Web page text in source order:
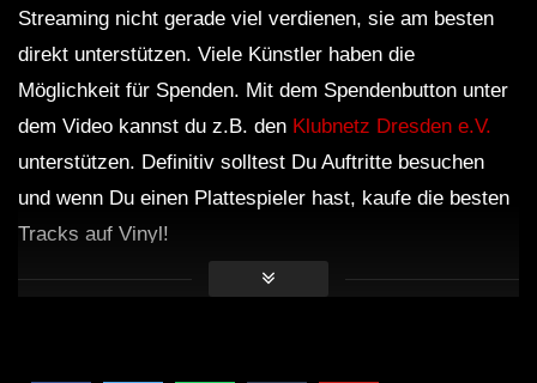
Streaming nicht gerade viel verdienen, sie am besten
direkt unterstützen. Viele Künstler haben die
Möglichkeit für Spenden. Mit dem Spendenbutton unter
dem Video kannst du z.B. den Klubnetz Dresden e.V.
unterstützen. Definitiv solltest Du Auftritte besuchen
und wenn Du einen Plattespieler hast, kaufe die besten
Tracks auf Vinyl!